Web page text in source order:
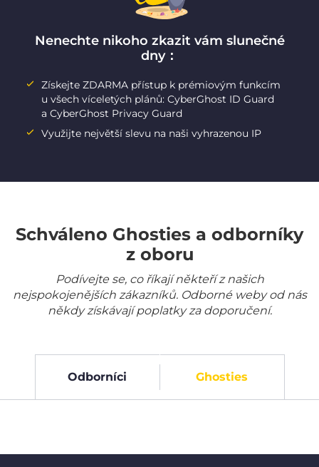
Nenechte nikoho zkazit vám slunečné
dny：
Získejte ZDARMA přístup k prémiovým funkcím
u všech víceletých plánů: CyberGhost ID Guard
a CyberGhost Privacy Guard
Využijte největší slevu na naši vyhrazenou IP
Schváleno Ghosties a odborníky
z oboru
Podívejte se, co říkají někteří z našich
nejspokojenějších zákazníků. Odborné weby od nás
někdy získávají poplatky za doporučení.
Odborníci Ghosties